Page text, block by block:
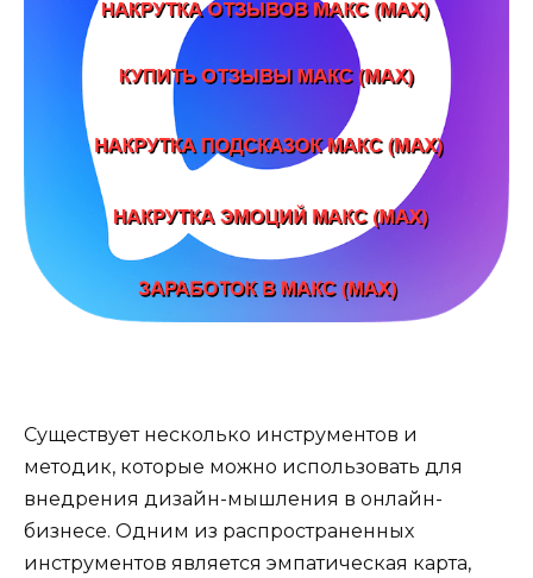
Существует несколько инструментов и
методик, которые можно использовать для
внедрения дизайн-мышления в онлайн-
бизнесе. Одним из распространенных
инструментов является эмпатическая карта,